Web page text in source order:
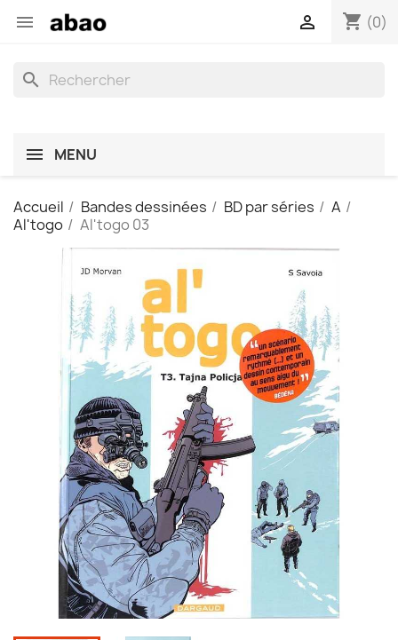
 shopping_cart (0)

search
MENU
Accueil Bandes dessinées BD par séries
A
Al'togo
Al'togo 03